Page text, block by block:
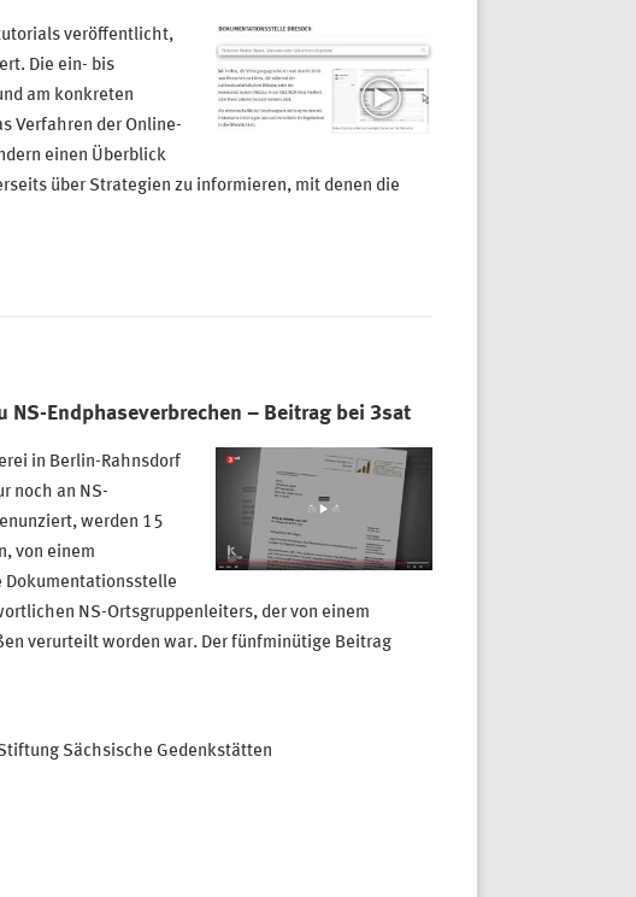
veröffentlicht,
Die ein- bis
am konkreten
Verfahren der Online-
einen Überblick
über Strategien zu informieren, mit denen die
Endphaseverbrechen – Beitrag bei 3sat
in Berlin-Rahnsdorf
noch an NS-
werden 15
von einem
Dokumentationsstelle
NS-Ortsgruppenleiters, der von einem
verurteilt worden war. Der fünfminütige Beitrag
Sächsische Gedenkstätten